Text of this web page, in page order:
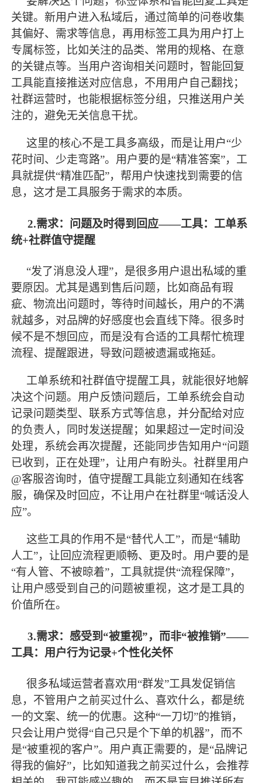
关键。新用户进入私域后，通过简单的问卷收集
其偏好、需求等信息，再用标签工具为用户打上
专属标签，比如关注的品类、常用的规格、在意
的关键点等。当用户咨询相关问题时，智能回复
工具能直接推送对应信息，不用用户自己翻找；
社群运营时，也能根据标签分组，只推送用户关
注的，避免无关信息干扰。
这里的核心不是工具多高级，而是让用户“少
花时间、少走弯路”。用户要的是“精准答案”，工
具就提供“精准匹配”，帮用户快速找到需要的信
息，这才是工具服务于需求的本质。
2.需求：问题及时得到回应——工具：工单系
统+社群值守提醒
“发了消息没人理”，是很多用户退出私域的重
要原因。尤其是遇到售后问题，比如商品有瑕
疵、物流出问题时，等待时间越长，用户的不满
就越多，对品牌的好感度也会直线下降。很多时
候不是不想回应，而是没有合适的工具帮忙梳理
流程、提醒跟进，导致问题被遗漏或拖延。
工单系统和社群值守提醒工具，就能很好地解
决这个问题。用户反馈问题后，工单系统会自动
记录问题类型、联系方式等信息，并分配给对应
的负责人，同时发送提醒；如果超过一定时间没
处理，系统会再次提醒，还能同步告知用户“问题
已收到，正在处理”，让用户有盼头。社群里用户
@客服咨询时，值守提醒工具能立刻通知在线客
服，确保及时回应，不让用户在社群里“喊话没人
应”。
这些工具的作用不是“替代人工”，而是“辅助
人工”，让回应流程更顺畅、更及时。用户要的是
“有人管、不被晾着”，工具就提供“流程保障”，
让用户感受到自己的问题被重视，这才是工具的
价值所在。
3.需求：感受到“被重视”，而非“被推销”——
工具：用户行为记录+个性化关怀
很多私域运营者喜欢用“群发”工具发促销信
息，不管用户之前买过什么、喜欢什么，都是统
一的文案、统一的优惠。这种“一刀切”的推销，
只会让用户觉得“自己只是个下单的机器”，而不
是“被重视的客户”。用户真正需要的，是“品牌记
得我的偏好”，比如知道我之前买过什么，会推荐